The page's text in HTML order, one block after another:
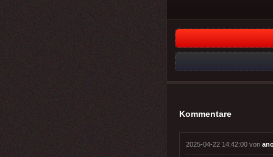
Kommentare
2025-04-22 14:42:00 von